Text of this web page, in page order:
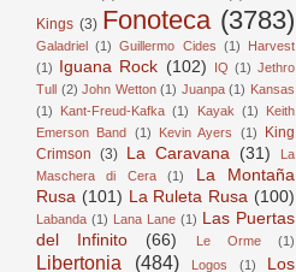
Kings (3) Fonoteca (3783)
Galadriel (1) Guillermo Cides (1)
Harvest
(1) Iguana Rock (102) IQ (1) Jethro
Tull (2) John Wetton (1) Juanpa (1) Kansas
(1)
Kant-Freud-Kafka (1) Kayak (1)
Keith
Emerson Band (1) Kevin Ayers (1)
King
Crimson (3) La Caravana (31)
La
Maschera di Cera
(1)
La Montaña
Rusa (101) La Ruleta Rusa (100)
Labanda (1) Lana Lane (1) Las Puertas
del Infinito
(66) Le Orme (1)
Libertonia (484) Logos (1)
Los